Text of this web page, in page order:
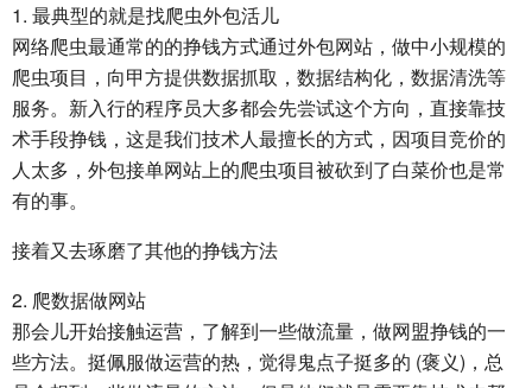
1. 最典型的就是找爬虫外包活儿
网络爬虫最通常的的挣钱方式通过外包网站，做中小规模的
爬虫项目，向甲方提供数据抓取，数据结构化，数据清洗等
服务。新入行的程序员大多都会先尝试这个方向，直接靠技
术手段挣钱，这是我们技术人最擅长的方式，因项目竞价的
人太多，外包接单网站上的爬虫项目被砍到了白菜价也是常
有的事。
接着又去琢磨了其他的挣钱方法
2. 爬数据做网站
那会儿开始接触运营，了解到一些做流量，做网盟挣钱的一
些方法。挺佩服做运营的热，觉得鬼点子挺多的 (褒义)，总